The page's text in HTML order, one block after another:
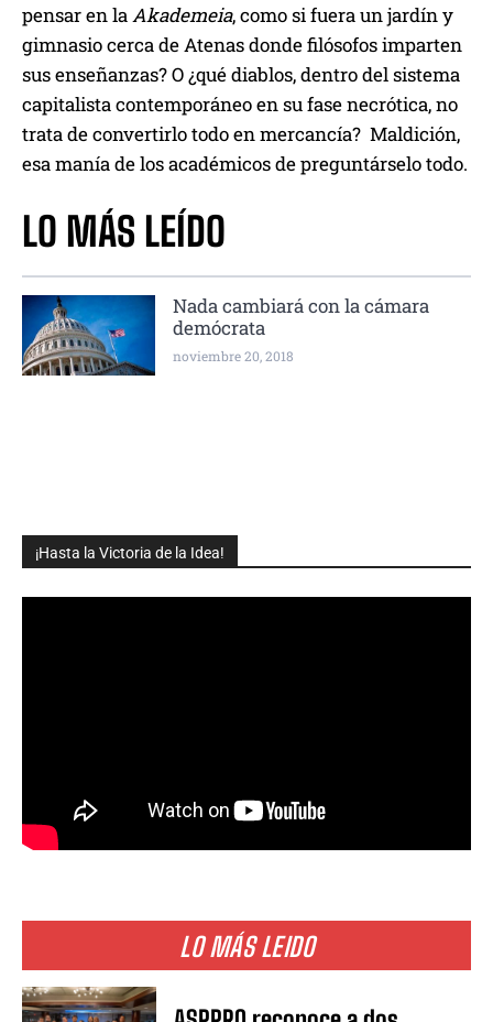
¡Hasta la Victoria de la Idea!
LO MÁS LEIDO
pensar en laAkademeia, como si fuera un jardín y
gimnasio cerca de Atenas donde filósofos imparten
sus enseñanzas? O ¿qué diablos, dentro del sistema
capitalista contemporáneo en su fase necrótica, no
trata de convertirlo todo en mercancía? Maldición,
esa manía de los académicos de preguntárselo todo.
LO MÁS LEÍDO
Nada cambiará con la cámara
demócrata
noviembre 20, 2018